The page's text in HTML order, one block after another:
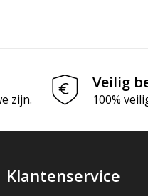
zijn.
Veilig
100%
Klantenservice